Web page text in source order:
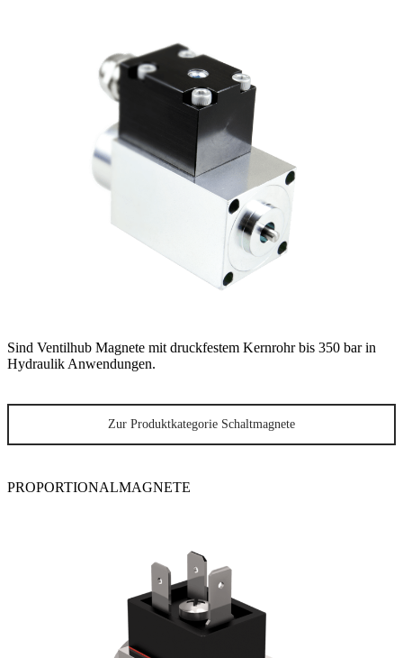
Sind Ventilhub Magnete mit druckfestem Kernrohr bis 350 bar in
Hydraulik Anwendungen.
Zur Produktkategorie Schaltmagnete
PROPORTIONALMAGNETE